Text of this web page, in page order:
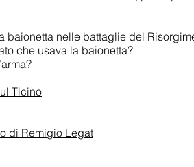
baionetta nelle battaglie del
che usava la baionetta?
Ticino
di Remigio Legat